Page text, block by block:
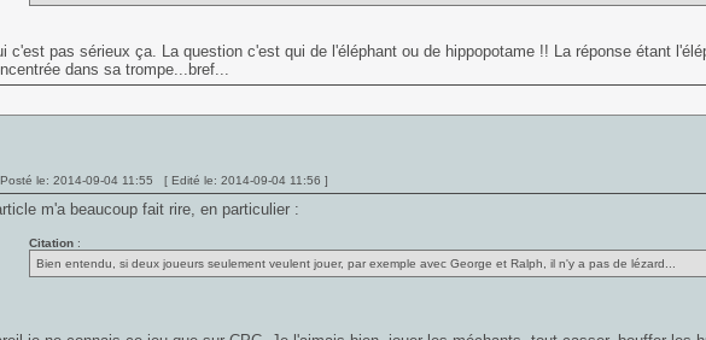
c'est pas sérieux ça. La question c'est qui de l'éléphant ou de hippopotame !! La réponse étant
dans sa trompe...bref...
Posté le: 2014-09-04 11:55 [ Edité le: 2014-09-04 11:56 ]
m'a beaucoup fait rire, en particulier :
Citation:
Bien entendu, si deux joueurs seulement veulent jouer, par exemple avec George et Ralph, il n'y a pas de lézard...